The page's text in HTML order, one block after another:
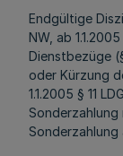
Endgültige
NW, ab
Dienstbezüge
oder Kürzung
1.1.2005 § 11
Sonderzahlung
Sonderzahlung